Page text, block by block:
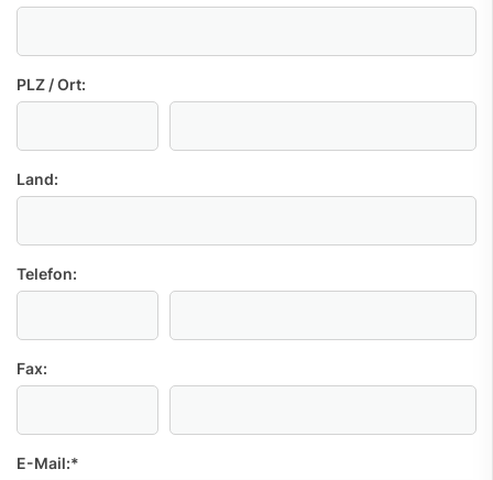
PLZ / Ort:
Land:
Telefon:
Fax:
E-Mail:*